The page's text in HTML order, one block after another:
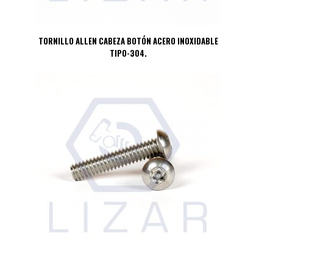
TORNILLO ALLEN CABEZA BOTÓN ACERO INOXIDABLE
TIPO-304.